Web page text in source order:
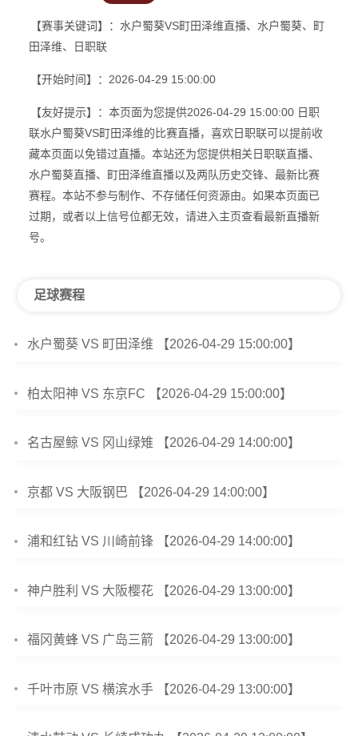
【赛事关键词】：水户蜀葵VS町田泽维直播、水户蜀葵、町
田泽维、日职联
【开始时间】：2026-04-29 15:00:00
【友好提示】：本页面为您提供2026-04-29 15:00:00 日职
联水户蜀葵VS町田泽维的比赛直播，喜欢日职联可以提前收
藏本页面以免错过直播。本站还为您提供相关日职联直播、
水户蜀葵直播、町田泽维直播以及两队历史交锋、最新比赛
赛程。本站不参与制作、不存储任何资源由。如果本页面已
过期，或者以上信号位都无效，请进入主页查看最新直播新
号。
足球赛程
水户蜀葵 VS 町田泽维 【2026-04-29 15:00:00】
柏太阳神 VS 东京FC 【2026-04-29 15:00:00】
名古屋鲸 VS 冈山绿雉 【2026-04-29 14:00:00】
京都 VS 大阪钢巴 【2026-04-29 14:00:00】
浦和红钻 VS 川崎前锋 【2026-04-29 14:00:00】
神户胜利 VS 大阪樱花 【2026-04-29 13:00:00】
福冈黄蜂 VS 广岛三箭 【2026-04-29 13:00:00】
千叶市原 VS 横滨水手 【2026-04-29 13:00:00】